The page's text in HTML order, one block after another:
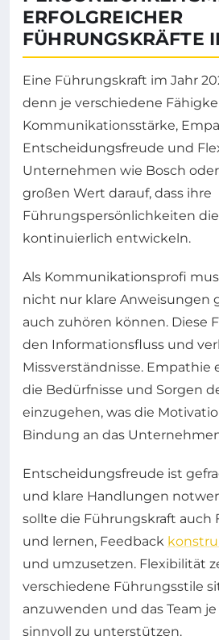
ERFOLGREICHER
FÜHRUNGSKRÄFTE
Eine Führungskraft im Jahr
denn je verschiedene
Kommunikationsstärke,
Entscheidungsfreude und
Unternehmen wie Bosch oder
großen Wert darauf, dass ihre
Führungspersönlichkeiten
kontinuierlich entwickeln.
Als Kommunikationsprofi
nicht nur klare Anweisungen
auch zuhören können. Diese
den Informationsfluss und
Missverständnisse. Empathie
die Bedürfnisse und Sorgen
einzugehen, was die
Bindung an das
Entscheidungsfreude ist
und klare Handlungen
sollte die Führungskraft auch
und lernen, Feedback
und umzusetzen. Flexibilität
verschiedene Führungsstile
anzuwenden und das Team
sinnvoll zu unterstützen.